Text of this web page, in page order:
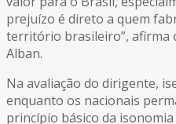
prejuízo é direto a quem
território brasileiro”, afirma
Alban.
Na avaliação do dirigente,
enquanto os nacionais
princípio básico da